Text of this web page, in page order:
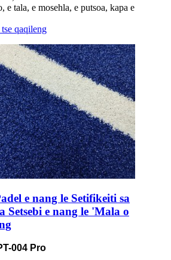
e tala, e mosehla, e putsoa, ​​​​kapa e
qaqileng
e nang le Setifikeiti sa
Setsebi e nang le 'Mala o
004 Pro